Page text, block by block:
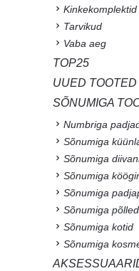
Kinkekomplektid
Tarvikud
Vaba aeg
TOP25
UUED TOOTED
SÕNUMIGA
Numbriga
Sõnumiga
Sõnumiga
Sõnumiga
Sõnumiga
Sõnumiga põlled
Sõnumiga kotid
Sõnumiga